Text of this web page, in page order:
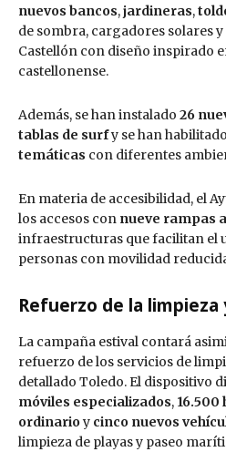
nuevos bancos,jardineras,
de sombra, cargadores solares y
Castellón con diseño inspirado
castellonense.
Además, se han instalado 26
tablas de surfy se han habilitado
temáticas con diferentes
En materia de accesibilidad, el
los accesos con nueve rampas
infraestructuras que facilitan el
personas con movilidad
Refuerzo de la
La campaña estival contará
refuerzo de los servicios de
detallado Toledo. El dispositivo
móviles especializados, 16.500
ordinarioy cinco nuevos
limpieza de playas y paseo